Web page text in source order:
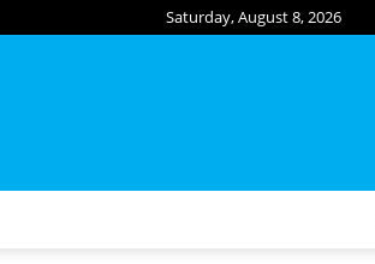
Saturday, August 8, 2026